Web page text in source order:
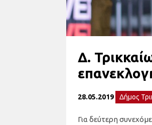
Δ.
28.05.2019 Δήμος
Για δεύτερη